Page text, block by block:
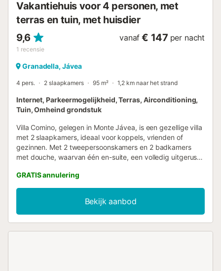
Vakantiehuis voor 4 personen, met
terras en tuin, met huisdier
9,6
1 recensie
vanaf € 147 per nacht
Granadella, Jávea
4 pers. 2 slaapkamers 95 m² 1,2 km naar het strand
Internet, Parkeermogelijkheid, Terras, Airconditioning,
Tuin, Omheind grondstuk
Villa Comino, gelegen in Monte Jávea, is een gezellige villa
met 2 slaapkamers, ideaal voor koppels, vrienden of
gezinnen. Met 2 tweepersoonskamers en 2 badkamers
met douche, waarvan één en-suite, een volledig uitgeruste
wasmachine. De lichte en comfortabele woon-eetkamer
geeft toegang tot het overdekte terras met uitzicht op het
privézwembad, de perfecte plek om buiten te eten of te
ontspannen in de schaduw. Het rechthoekige zwembad
heeft ligstoelen eromheen om optimaal van de zon te
GRATIS annulering
Bekijk aanbod